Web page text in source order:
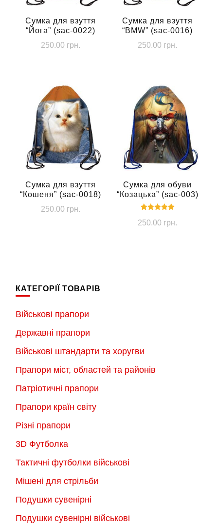
Сумка для взуття
“Йога” (sac-0022)
250.00 грн.
Сумка для взуття
“BMW” (sac-0016)
250.00 грн.
Сумка для взуття
“Кошеня” (sac-0018)
250.00 грн.
Сумка для обуви
“Козацька” (sac-003)
5.00
250.00 грн.
КАТЕГОРІЇ ТОВАРІВ
Військові прапори
Державні прапори
Військові штандарти та хоругви
Прапори міст, областей та районів
Патріотичні прапори
Прапори країн світу
Різні прапори
3D Футболка
Тактичні футболки військові
Мішені для стрільби
Подушки сувенірні
Подушки сувенірні військові